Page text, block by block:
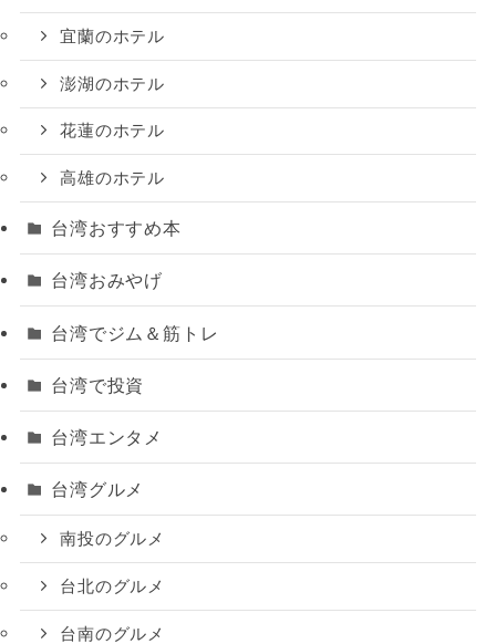
宜蘭のホテル
澎湖のホテル
花蓮のホテル
高雄のホテル
台湾おすすめ本
台湾おみやげ
台湾でジム＆筋トレ
台湾で投資
台湾エンタメ
台湾グルメ
南投のグルメ
台北のグルメ
台南のグルメ